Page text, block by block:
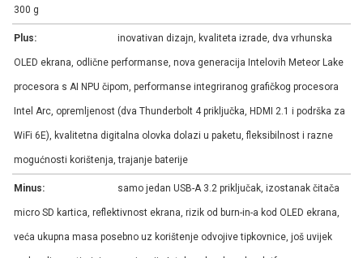
300 g
Plus: inovativan dizajn, kvaliteta izrade, dva vrhunska
OLED ekrana, odlične performanse, nova generacija Intelovih Meteor Lake
procesora s AI NPU čipom, performanse integriranog grafičkog procesora
Intel Arc, opremljenost (dva Thunderbolt 4 priključka, HDMI 2.1 i podrška za
WiFi 6E), kvalitetna digitalna olovka dolazi u paketu, fleksibilnost i razne
mogućnosti korištenja, trajanje baterije
Minus: samo jedan USB-A 3.2 priključak, izostanak čitača
micro SD kartica, reflektivnost ekrana, rizik od burn-in-a kod OLED ekrana,
veća ukupna masa posebno uz korištenje odvojive tipkovnice, još uvijek